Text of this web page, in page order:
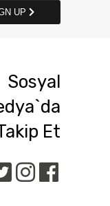
UP
Sosyal
Et